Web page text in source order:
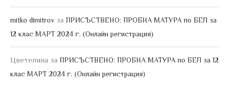
mitko dimitrov за ПРИСЪСТВЕНО: ПРОБНА МАТУРА по БЕЛ за
12 клас МАРТ 2024 г. (Онлайн регистрация)
Цветелина за ПРИСЪСТВЕНО: ПРОБНА МАТУРА по БЕЛ за 12
клас МАРТ 2024 г. (Онлайн регистрация)